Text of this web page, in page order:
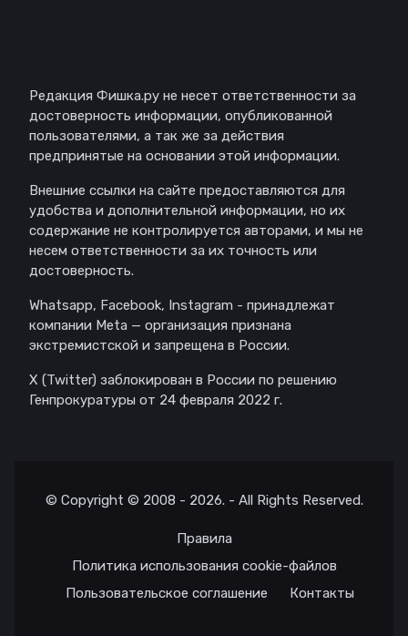
Редакция Фишка.ру не несет ответственности за
достоверность информации, опубликованной
пользователями, а так же за действия
предпринятые на основании этой информации.
Внешние ссылки на сайте предоставляются для
удобства и дополнительной информации, но их
содержание не контролируется авторами, и мы не
несем ответственности за их точность или
достоверность.
Whatsapp, Facebook, Instagram - принадлежат
компании Meta — организация признана
экстремистской и запрещена в России.
X (Twitter) заблокирован в России по решению
Генпрокуратуры от 24 февраля 2022 г.
© Copyright © 2008 - 2026. - All Rights Reserved.
Правила
Политика использования cookie-файлов
Пользовательское соглашение
Контакты